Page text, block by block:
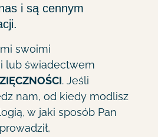
i są cennym
swoimi
lub świadectwem
. Jeśli
nam, od kiedy modlisz
w jaki sposób Pan